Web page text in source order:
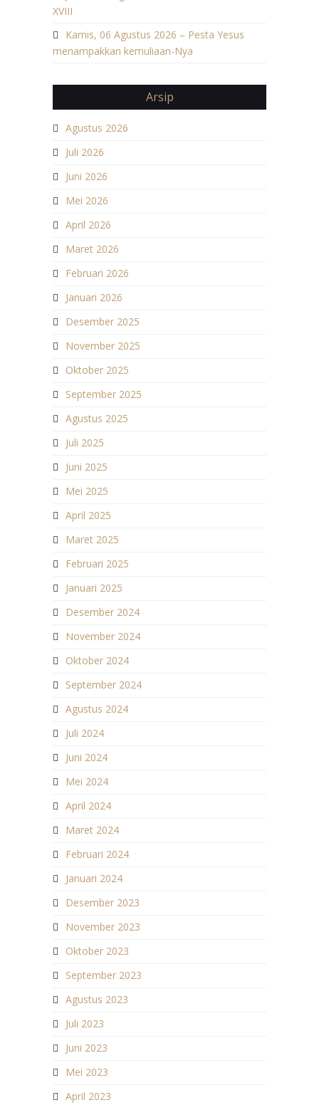
XVIII
Kamis, 06 Agustus 2026 – Pesta Yesus
menampakkan kemuliaan-Nya
Arsip
Agustus 2026
Juli 2026
Juni 2026
Mei 2026
April 2026
Maret 2026
Februari 2026
Januari 2026
Desember 2025
November 2025
Oktober 2025
September 2025
Agustus 2025
Juli 2025
Juni 2025
Mei 2025
April 2025
Maret 2025
Februari 2025
Januari 2025
Desember 2024
November 2024
Oktober 2024
September 2024
Agustus 2024
Juli 2024
Juni 2024
Mei 2024
April 2024
Maret 2024
Februari 2024
Januari 2024
Desember 2023
November 2023
Oktober 2023
September 2023
Agustus 2023
Juli 2023
Juni 2023
Mei 2023
April 2023